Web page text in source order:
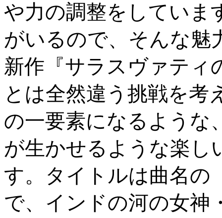
や力の調整をしていま
がいるので、そんな魅
新作『サラスヴァティ
とは全然違う挑戦を考
の一要素になるような
が生かせるような楽し
す。タイトルは曲名の
で、インドの河の女神